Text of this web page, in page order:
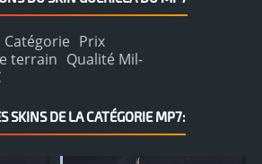
Catégorie Prix
terrain Qualité Mil-
SKINS DE LA CATÉGORIE MP7: